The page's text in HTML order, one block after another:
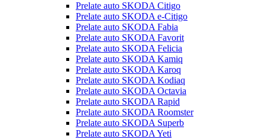
Prelate auto SKODA Citigo
Prelate auto SKODA e-Citigo
Prelate auto SKODA Fabia
Prelate auto SKODA Favorit
Prelate auto SKODA Felicia
Prelate auto SKODA Kamiq
Prelate auto SKODA Karoq
Prelate auto SKODA Kodiaq
Prelate auto SKODA Octavia
Prelate auto SKODA Rapid
Prelate auto SKODA Roomster
Prelate auto SKODA Superb
Prelate auto SKODA Yeti